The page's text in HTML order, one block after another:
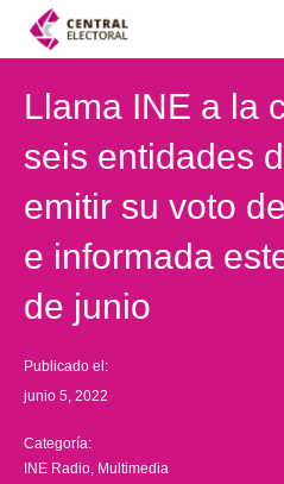
Llama INE a la
seis entidades
emitir su voto
e informada
de junio
Publicado el:
junio 5, 2022
Categoría:
INE Radio Multimedia